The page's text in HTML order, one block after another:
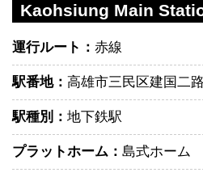
Kaohsiung Main
運行ルート： 赤線
駅番地： 高雄市三民区建国二
駅種別： 地下鉄駅
プラットホーム： 島式ホーム